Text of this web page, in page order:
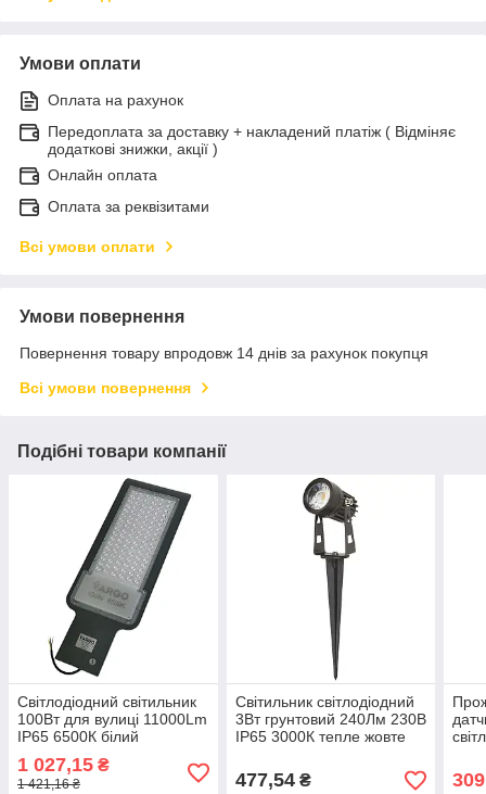
Умови оплати
Оплата на рахунок
Передоплата за доставку + накладений платіж ( Відміняє
додаткові знижки, акції )
Онлайн оплата
Оплата за реквізитами
Всі умови оплати
Умови повернення
Повернення товару впродовж 14 днів за рахунок покупця
Всі умови повернення
Подібні товари компанії
Світлодіодний світильник
100Вт для вулиці 11000Lm
IP65 6500К білий
холодний
1 027,15 ₴
1 421,16 ₴
Світильник світлодіодний
3Вт грунтовий 240Лм 230В
IP65 3000К тепле жовте
477,54₴